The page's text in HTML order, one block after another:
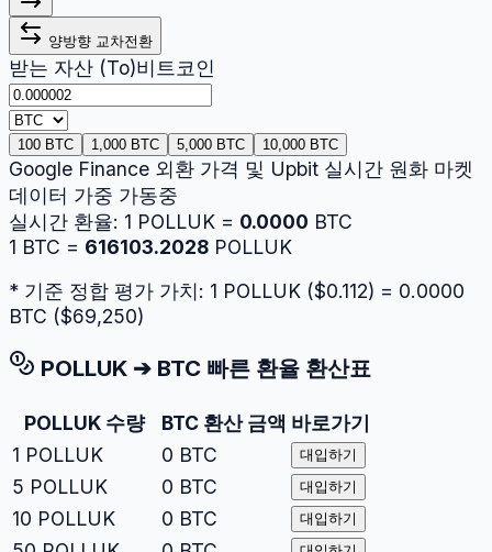
양방향 교차전환
받는 자산 (To)비트코인
100 BTC 1,000 BTC 5,000 BTC 10,000 BTC
Google Finance 외환 가격 및 Upbit 실시간 원화 마켓
데이터 가중 가동중
실시간 환율: 1 POLLUK = 0.0000 BTC
1 BTC = 616103.2028 POLLUK
* 기준 정합 평가 가치: 1 POLLUK ($0.112) = 0.0000
BTC ($69,250)
POLLUK ➔ BTC 빠른 환율 환산표
POLLUK 수량 BTC 환산 금액 바로가기
1 POLLUK 0 BTC 대입하기
5 POLLUK 0 BTC 대입하기
10 POLLUK 0 BTC 대입하기